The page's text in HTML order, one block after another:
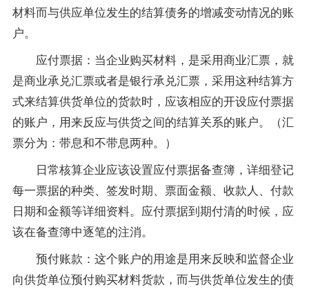
材料而与供应单位发生的结算债务的增减变动情况的账
户。
应付票据：当企业购买材料，是采用商业汇票，就
是商业承兑汇票或者是银行承兑汇票，采用这种结算方
式来结算供货单位的货款时，应该相应的开设应付票据
的账户，用来反应与供货之间的结算关系的账户。（汇
票分为：带息和不带息两种。）
日常核算企业应该设置应付票据备查簿，详细登记
每一票据的种类、签发时期、票面金额、收款人、付款
日期和金额等详细资料。应付票据到期付清的时候，应
该在备查簿中逐笔的注消。
预付账款：这个账户的用途是用来反映和监督企业
向供货单位预付购买材料货款，而与供货单位发生的债